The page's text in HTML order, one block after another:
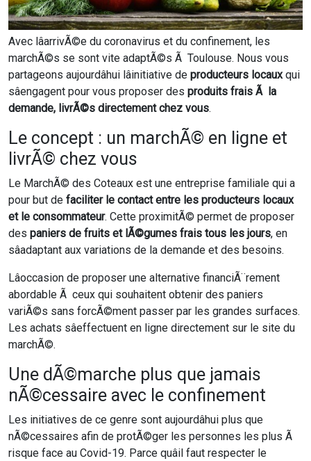
Avec lâarrivÃ©e du coronavirus et du confinement, les
marchÃ©s se sont vite adaptÃ©s Ã Toulouse. Nous vous
partageons aujourdâhui lâinitiative de producteurs locauxqui
sâengagent pour vous proposer des produits frais Ã la
demande, livrÃ©s directement chez vous.
Le concept : un marchÃ© en ligne et
livrÃ© chez vous
Le MarchÃ© des Coteaux est une entreprise familiale qui a
pour but de faciliter le contact entre les producteurs locaux
et le consommateur. Cette proximitÃ© permet de proposer
des paniers de fruits et lÃ©gumes frais tous les jours, en
sâadaptant aux variations de la demande et des besoins.
Lâoccasion de proposer une alternative financiÃ¨rement
abordable Ã ceux qui souhaitent obtenir des paniers
variÃ©s sans forcÃ©ment passer par les grandes surfaces.
Les achats sâeffectuent en ligne directement sur le site du
marchÃ©.
Une dÃ©marche plus que jamais
nÃ©cessaire avec le confinement
Les initiatives de ce genre sont aujourdâhui plus que
nÃ©cessaires afin de protÃ©ger les personnes les plus Ã
risque face au Covid-19. Parce quâil faut respecter le